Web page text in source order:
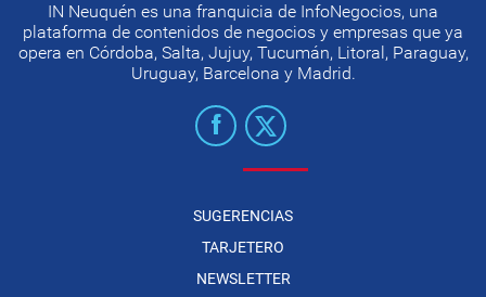
IN Neuquén es una franquicia de InfoNegocios, una
plataforma de contenidos de negocios y empresas que ya
opera en Córdoba, Salta, Jujuy, Tucumán, Litoral, Paraguay,
Uruguay, Barcelona y Madrid.
SUGERENCIAS
TARJETERO
NEWSLETTER